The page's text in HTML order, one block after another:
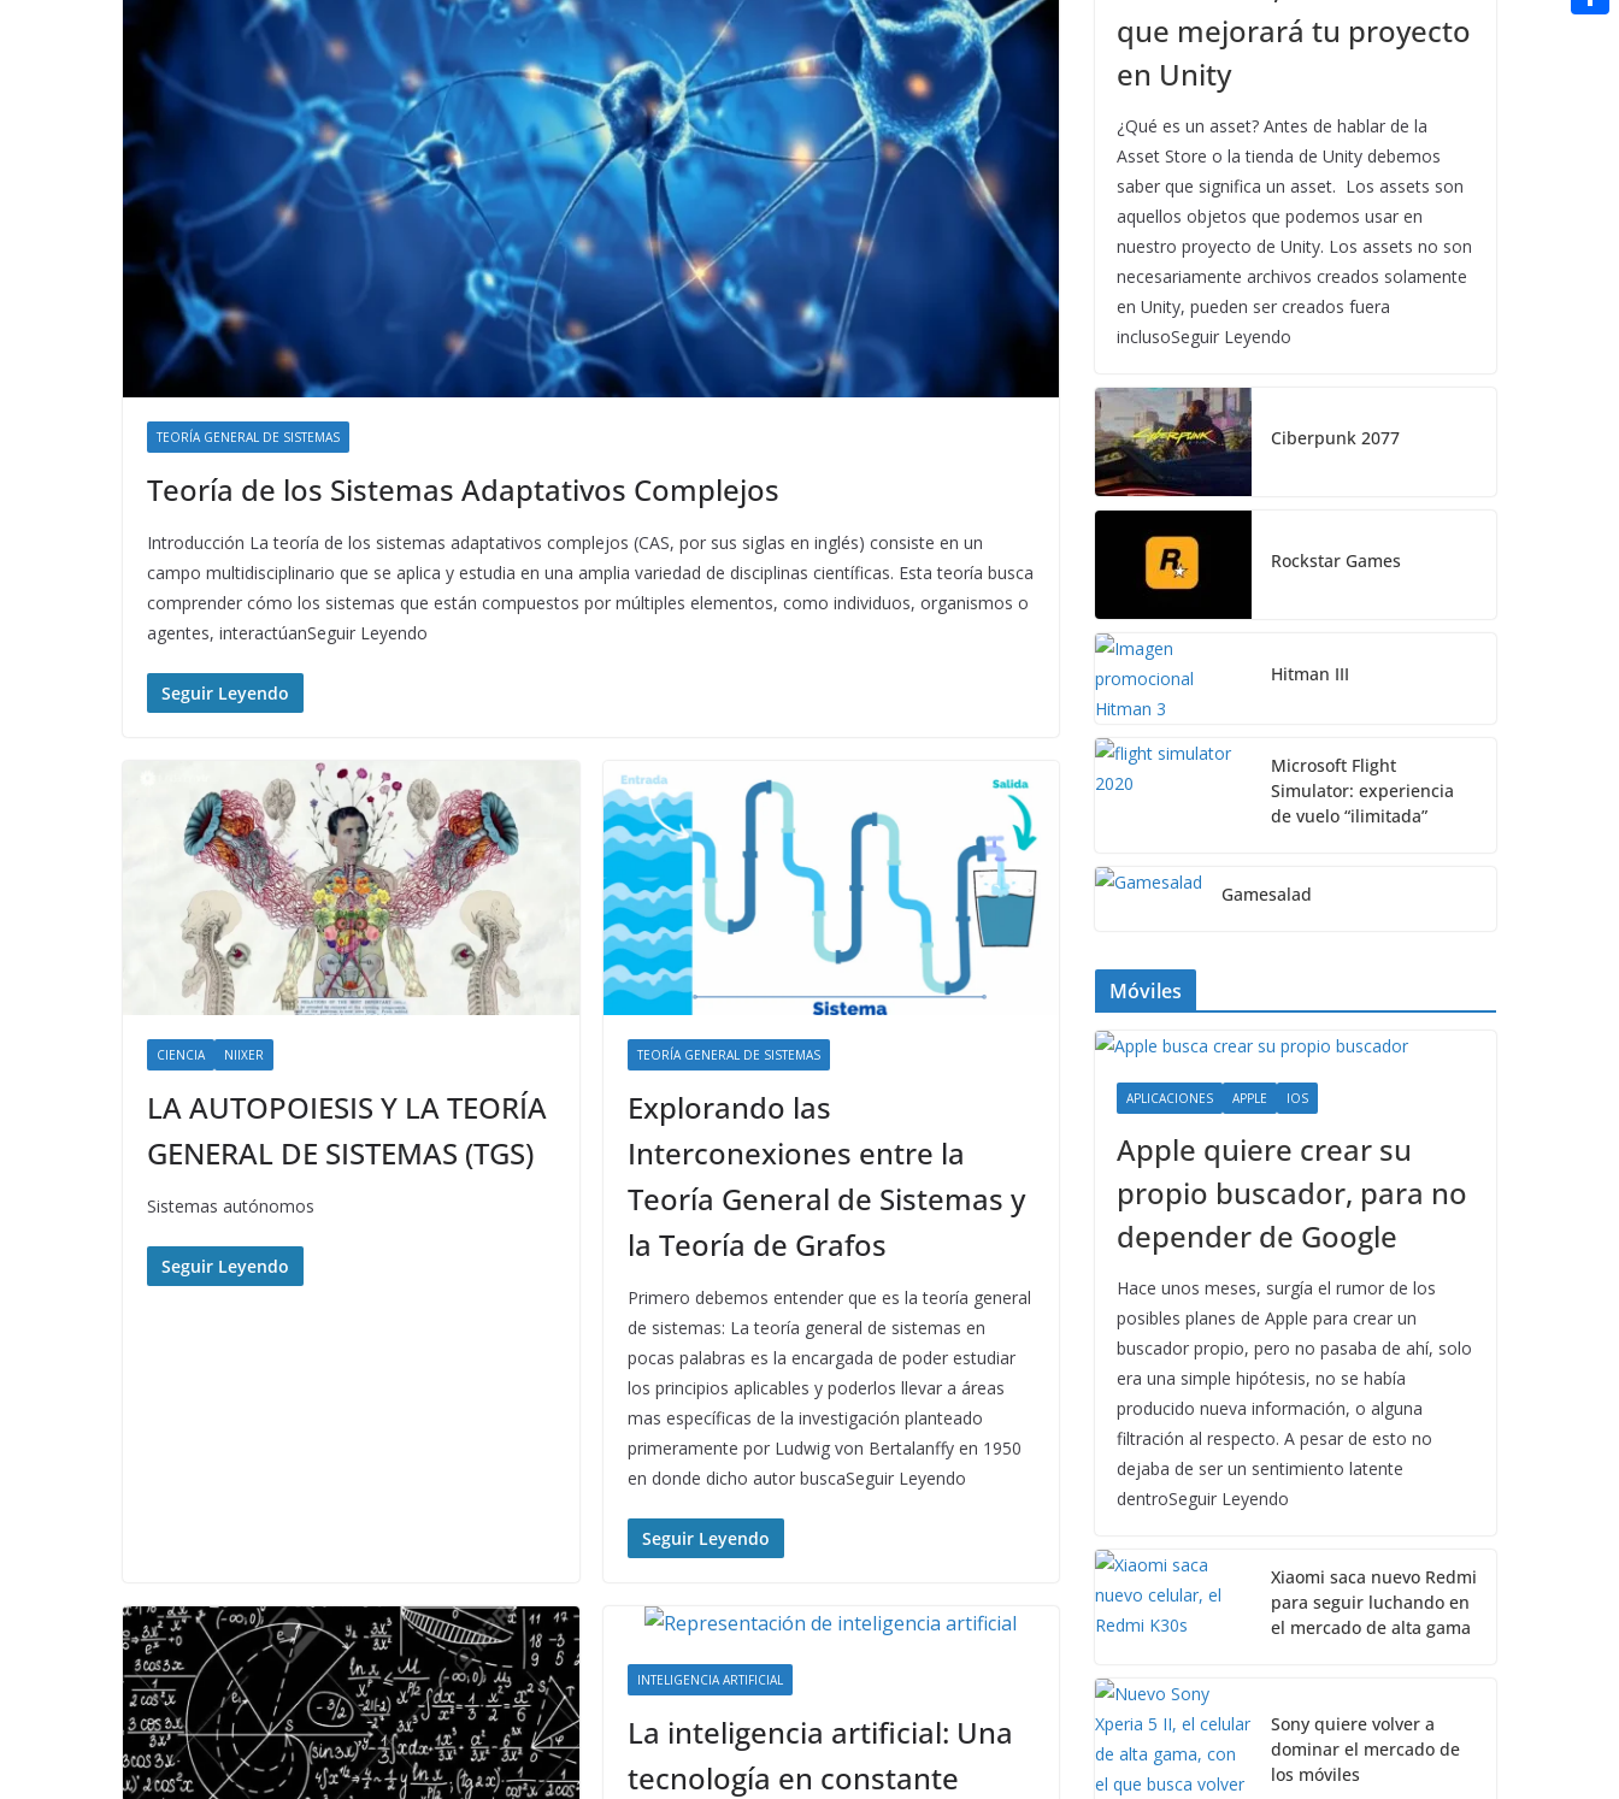
TEORÍA GENERAL DE SISTEMAS
Teoría de los Sistemas Adaptativos Complejos
Introducción La teoría de los sistemas adaptativos complejos (CAS, por sus siglas en inglés) consiste en un
campo multidisciplinario que se aplica y estudia en una amplia variedad de disciplinas científicas. Esta teoría busca
comprender cómo los sistemas que están compuestos por múltiples elementos, como individuos, organismos o
agentes, interactúanSeguir Leyendo
Seguir Leyendo
CIENCIA NIIXER
LA AUTOPOIESIS Y LA TEORÍA
GENERAL DE SISTEMAS (TGS)
Sistemas autónomos
Seguir Leyendo
TEORÍA GENERAL DE SISTEMAS
Explorando las
Interconexiones entre la
Teoría General de Sistemas y
la Teoría de Grafos
Primero debemos entender que es la teoría general
de sistemas: La teoría general de sistemas en
pocas palabras es la encargada de poder estudiar
los principios aplicables y poderlos llevar a áreas
mas específicas de la investigación planteado
primeramente por Ludwig von Bertalanffy en 1950
en donde dicho autor buscaSeguir Leyendo
Seguir Leyendo
INTELIGENCIA ARTIFICIAL
La inteligencia artificial: Una
tecnología en constante
que mejorará tu proyecto
en Unity
¿Qué es un asset? Antes de hablar de la
Asset Store o la tienda de Unity debemos
saber que significa un asset. Los assets son
aquellos objetos que podemos usar en
nuestro proyecto de Unity. Los assets no son
necesariamente archivos creados solamente
en Unity, pueden ser creados fuera
inclusoSeguir Leyendo
Ciberpunk 2077
Rockstar Games
Hitman III
Microsoft Flight
Simulator: experiencia
de vuelo “ilimitada”
Gamesalad
Móviles
APLICACIONES APPLE IOS
Apple quiere crear su
propio buscador, para no
depender de Google
Hace unos meses, surgía el rumor de los
posibles planes de Apple para crear un
buscador propio, pero no pasaba de ahí, solo
era una simple hipótesis, no se había
producido nueva información, o alguna
filtración al respecto. A pesar de esto no
dejaba de ser un sentimiento latente
dentroSeguir Leyendo
Xiaomi saca nuevo Redmi
para seguir luchando en
el mercado de alta gama
Sony quiere volver a
dominar el mercado de
los móviles
n
a